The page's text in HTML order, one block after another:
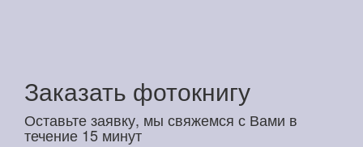
Заказать фотокнигу
Оставьте заявку, мы свяжемся с Вами в
течение 15 минут